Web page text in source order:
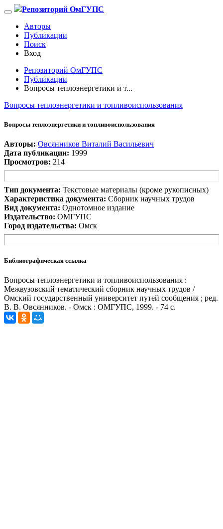
Репозиторий ОмГУПС
Авторы
Публикации
Поиск
Вход
Репозиторий ОмГУПС
Публикации
Вопросы теплоэнергетики и т...
Вопросы теплоэнергетики и топливоиспользования
Вопросы теплоэнергетики и топливоиспользования
Авторы: Овсянников Виталий Васильевич
Дата публикации: 1999
Просмотров: 214
Тип документа: Текстовые материалы (кроме рукописных)
Характеристика документа: Сборник научных трудов
Вид документа: Однотомное издание
Издательство: ОМГУПС
Город издательства: Омск
Библиографическая ссылка
Вопросы теплоэнергетики и топливоиспользования :
Межвузовский тематический сборник научных трудов /
Омский государственный университет путей сообщения ; ред.
В. В. Овсянников. - Омск : ОМГУПС, 1999. - 74 с.